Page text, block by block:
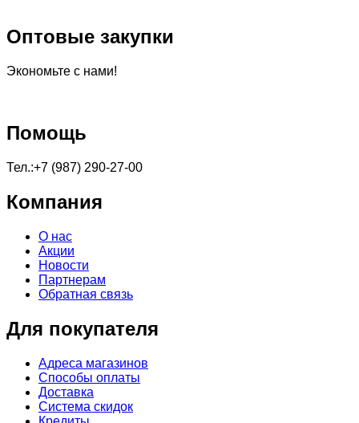
Оптовые закупки
Экономьте с нами!
Помощь
Тел.:+7 (987) 290-27-00
Компания
О нас
Акции
Новости
Партнерам
Обратная связь
Для покупателя
Адреса магазинов
Способы оплаты
Доставка
Система скидок